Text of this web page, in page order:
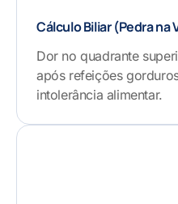
Cálculo Biliar (Pedra na
Dor no quadrante
após refeições
intolerância alimentar.